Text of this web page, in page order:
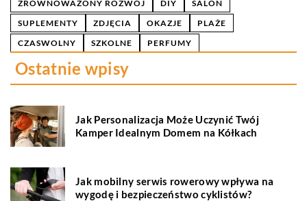
ZRÓWNOWAŻONY ROZWÓJ DIY
SALON
SUPLEMENTY
ZDJĘCIA OKAZJE
PLAŻE
CZASWOLNY
SZKOLNE PERFUMY
Ostatnie wpisy
Jak Personalizacja Może Uczynić Twój
Kamper Idealnym Domem na Kółkach
Jak mobilny serwis rowerowy wpływa na
wygodę i bezpieczeństwo cyklistów?